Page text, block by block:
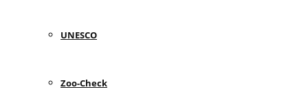
UNESCO
Zoo-Check